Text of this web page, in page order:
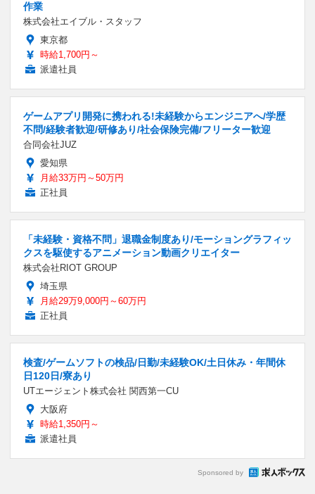
作業
株式会社エイブル・スタッフ
東京都
時給1,700円～
派遣社員
ゲームアプリ開発に携われる!未経験からエンジニアへ/学歴
不問/経験者歓迎/研修あり/社会保険完備/フリーター歓迎
合同会社JUZ
愛知県
月給33万円～50万円
正社員
「未経験・資格不問」退職金制度あり/モーショングラフィッ
クスを駆使するアニメーション動画クリエイター
株式会社RIOT GROUP
埼玉県
月給29万9,000円～60万円
正社員
検査/ゲームソフトの検品/日勤/未経験OK/土日休み・年間休
日120日/寮あり
UTエージェント株式会社 関西第一CU
大阪府
時給1,350円～
派遣社員
Sponsored by